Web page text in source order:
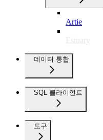
Artie
Estuary
데이터 통합
SQL 클라이언트
도구